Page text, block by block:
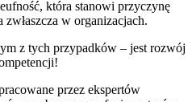
która stanowi przyczynę
w organizacjach.
z tych przypadków – jest rozwój
przez ekspertów